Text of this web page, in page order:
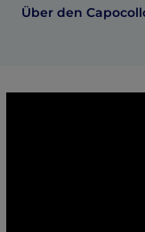
Über den